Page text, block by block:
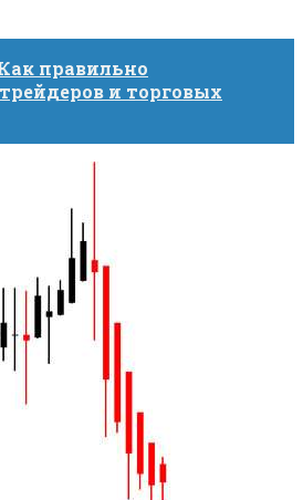
правильно
и торговых